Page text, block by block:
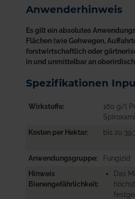
Anwenderhinweis
Es gilt ein absolutes
Flächen (wie Gehwegen,
forstwirtschaftlich oder
in und unmittelbar an
Spezifikationen
Wirkstoffe
160 g/l
Kosten per Hektar bis zu
Anwendungsgruppe
Fungizid
Hinweis
Bienengefährlichkeit
Das